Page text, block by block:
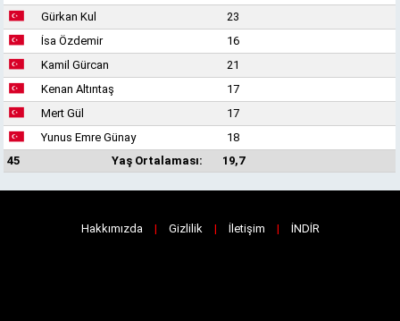
Gürkan Kul
23
İsa Özdemir
16
Kamil Gürcan
21
Kenan Altıntaş
17
Mert Gül
17
Yunus Emre Günay
18
45
Yaş Ortalaması: 19,7
Hakkımızda | Gizlilik | İletişim | İNDİR